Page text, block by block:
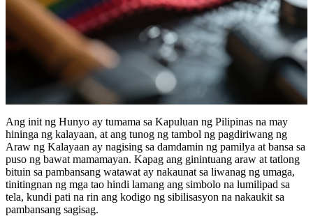
Ang init ng Hunyo ay tumama sa Kapuluan ng Pilipinas na may
hininga ng kalayaan, at ang tunog ng tambol ng pagdiriwang ng
Araw ng Kalayaan ay nagising sa damdamin ng pamilya at bansa sa
puso ng bawat mamamayan. Kapag ang ginintuang araw at tatlong
bituin sa pambansang watawat ay nakaunat sa liwanag ng umaga,
tinitingnan ng mga tao hindi lamang ang simbolo na lumilipad sa
tela, kundi pati na rin ang kodigo ng sibilisasyon na nakaukit sa
pambansang sagisag.